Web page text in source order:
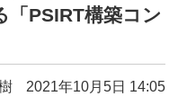
「PSIRT構築コン
2021年10月5日 14:05